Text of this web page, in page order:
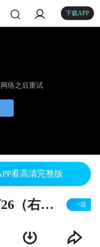
下载APP
络之后重试
看高清完整版
23.10.8（8）飞28v南26（右胜） +追